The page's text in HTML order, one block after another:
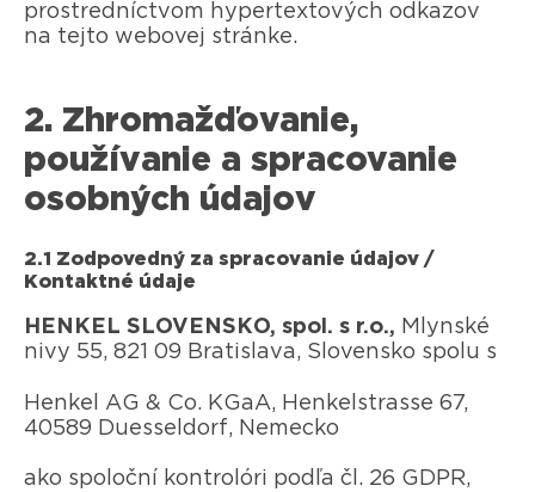
prostredníctvom hypertextových odkazov
na tejto webovej stránke.
2. Zhromažďovanie,
používanie a spracovanie
osobných údajov
2.1 Zodpovedný za spracovanie údajov /
Kontaktné údaje
HENKEL SLOVENSKO, spol. s r.o., Mlynské
nivy 55, 821 09 Bratislava, Slovensko spolu s
Henkel AG & Co. KGaA, Henkelstrasse 67,
40589 Duesseldorf, Nemecko
ako spoloční kontrolóri podľa čl. 26 GDPR,